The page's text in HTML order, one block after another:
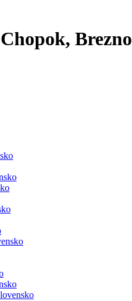
Brezno